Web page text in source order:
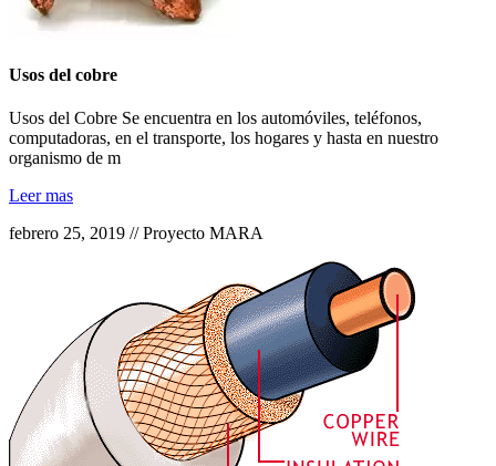
Usos del cobre
Usos del Cobre Se encuentra en los automóviles, teléfonos,
computadoras, en el transporte, los hogares y hasta en nuestro
organismo de m
Leer mas
febrero 25, 2019 // Proyecto MARA